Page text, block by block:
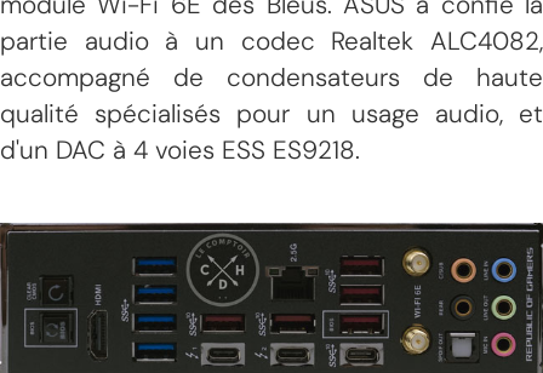
partie audio à un codec Realtek ALC4082,
accompagné de condensateurs de haute
qualité spécialisés pour un usage audio, et
d'un DAC à 4 voies ESS ES9218.